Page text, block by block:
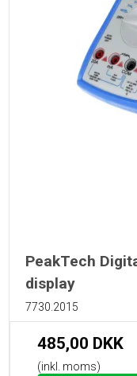
PeakTech
display
7730.2015
485,00 DKK
(inkl. moms)